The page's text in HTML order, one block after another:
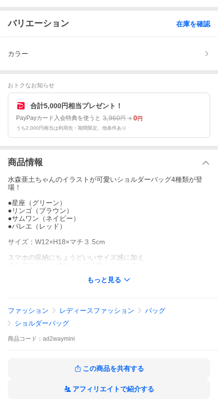
バリエーション 在庫を確認
カラー
おトクなお知らせ
合計5,000円相当プレゼント！
PayPayカード入会特典を使うと 3,960円 0円
うち2,000円相当は利用先・期間限定。他条件あり
商品情報
水森亜土ちゃんのイラストが可愛いショルダーバッグ4種類が登
場！
●星座（グリーン）
●リンゴ（ブラウン）
●サムワン（ネイビー）
●バレエ（レッド）
サイズ：W12×H18×マチ３.5cm
スマホの収納にちょうどいいサイズ感に加え
表：ポリウレタン
中：ポリエステル
MADE IN CHINA
株式会社ワタナベ
もっと見る
ファッション レディースファッション
バッグ
ショルダーバッグ
商品 コード： ad2waymini
この商品を共有する
アフィリエイトで紹介する